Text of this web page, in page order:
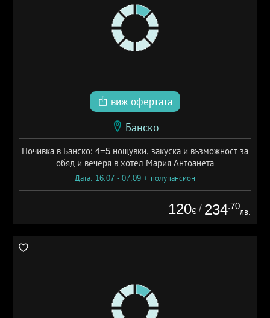
виж офертата
Банско
Почивка в Банско: 4=5 нощувки, закуска и възможност за
обяд и вечеря в хотел Мария Антоанета
Дата: 16.07 - 07.09 + полупансион
120€ / 234.70
лв.